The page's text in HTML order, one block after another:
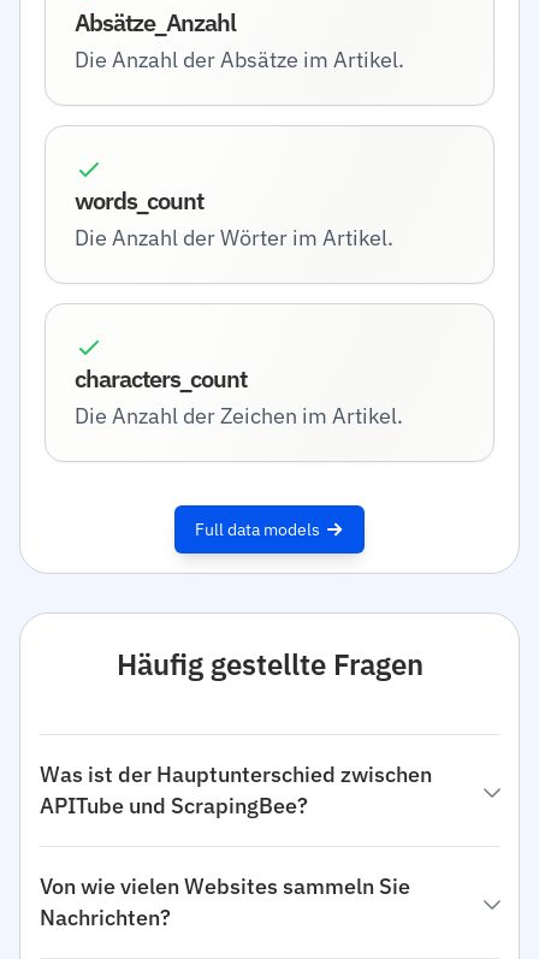
Absätze_Anzahl
Die Anzahl der Absätze im Artikel.
words_count
Die Anzahl der Wörter im Artikel.
characters_count
Die Anzahl der Zeichen im Artikel.
Full data models
Häufig gestellte Fragen
Was ist der Hauptunterschied zwischen
APITube und ScrapingBee?
Von wie vielen Websites sammeln Sie
Nachrichten?